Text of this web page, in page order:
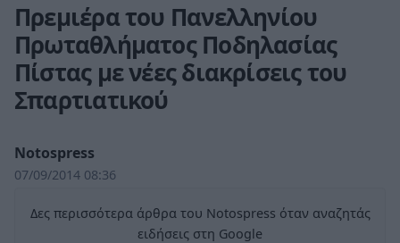
Πρεμιέρα του Πανελληνίου
Πρωταθλήματος Ποδηλασίας
Πίστας με νέες διακρίσεις του
Σπαρτιατικού
Notospress
07/09/2014 08:36
Δες περισσότερα άρθρα του Notospress όταν αναζητάς
ειδήσεις στη Google